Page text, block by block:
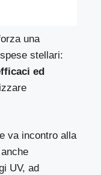
una
stellari:
ed
va incontro alla
UV, ad